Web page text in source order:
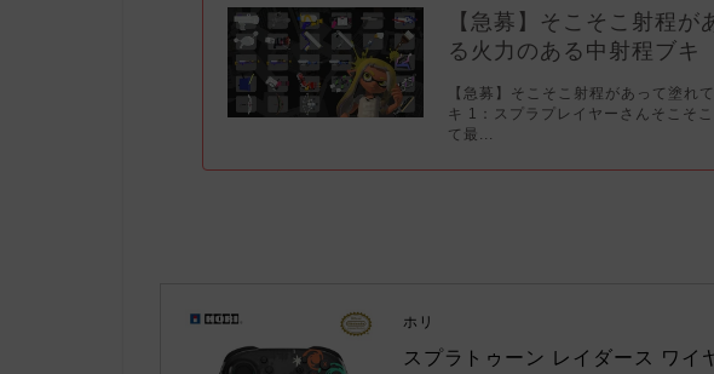
【急募】そこそこ射程が
る火力のある中射程ブキ
【急募】そこそこ射程があって塗れ
キ 1：スプラプレイヤーさんそこそ
て最...
ホリ
スプラトゥーン レイダース ワイ